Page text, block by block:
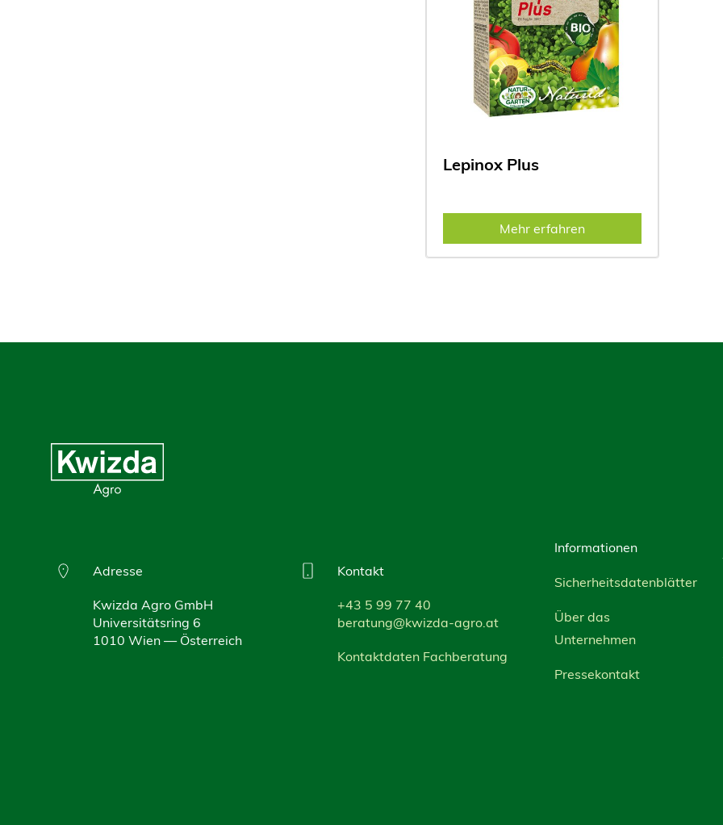
Lepinox Plus
Mehr erfahren
Adresse
Kwizda Agro GmbH
Universitätsring 6
1010 Wien — Österreich
Kontakt
+43 5 99 77 40
beratung@kwizda-agro.at
Kontaktdaten Fachberatung
Informationen
Sicherheitsdatenblätter
Über das
Unternehmen
Pressekontakt